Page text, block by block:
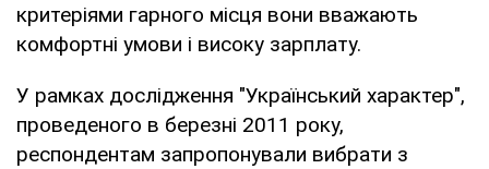
критеріями гарного місця вони вважають
комфортні умови і високу зарплату.
У рамках дослідження "Український характер",
проведеного в березні 2011 року,
респондентам запропонували вибрати з